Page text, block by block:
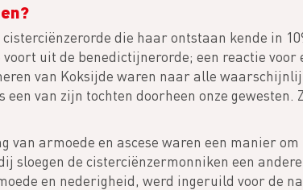
die haar ontstaan kende in
voort uit de benedictijnerorde; een reactie
van Koksijde waren naar alle
van zijn tochten doorheen onze gewesten.
van armoede en ascese waren een manier
sloegen de cisterciënzermonniken een
en nederigheid, werd ingeruild voor de